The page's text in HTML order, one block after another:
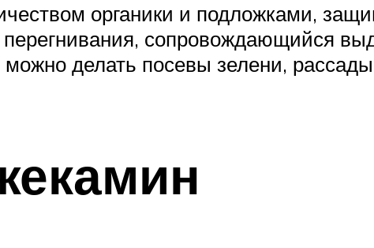
органики и подложками,
сопровождающийся
можно делать посевы зелени,